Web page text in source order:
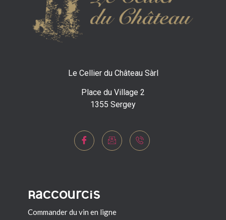
Le Cellier du Château Sàrl
Place du Village 2
1355 Sergey
Raccourcis
Commander du vin en ligne